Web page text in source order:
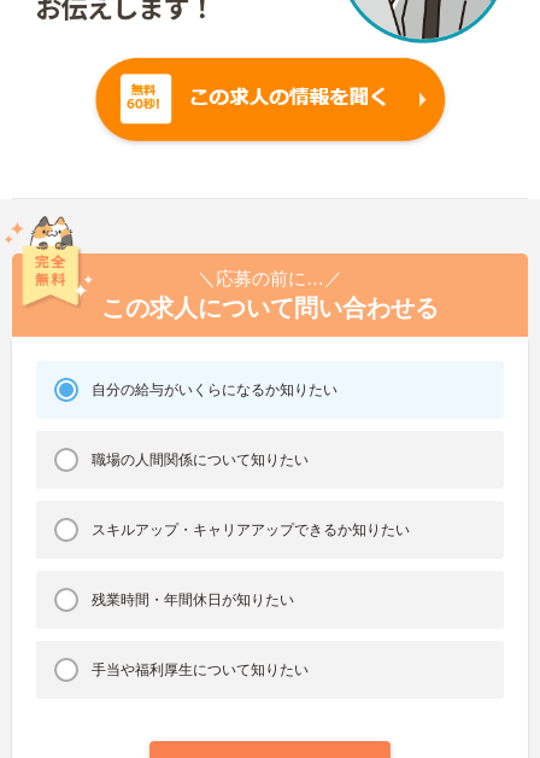
＼応募の前に…／
この求人について問い合わせる
自分の給与がいくらになるか知りたい
職場の人間関係について知りたい
スキルアップ・キャリアアップできるか知りたい
残業時間・年間休日が知りたい
手当や福利厚生について知りたい